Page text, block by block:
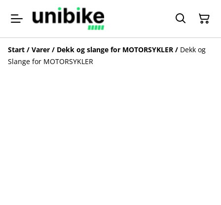
Start / Varer / Dekk og slange for MOTORSYKLER / Dekk og
Slange for MOTORSYKLER